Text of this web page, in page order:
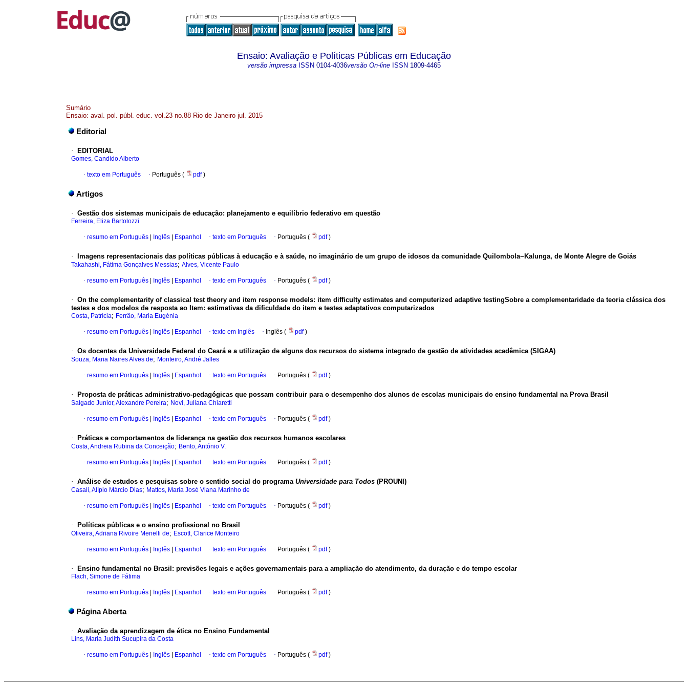
Ensaio: Avaliação e Políticas Públicas em Educação
versão impressa ISSN 0104-4036versão On-line ISSN 1809-4465
Sumário
Ensaio: aval. pol. públ. educ. vol.23 no.88 Rio de Janeiro jul. 2015
Editorial
· EDITORIAL
Gomes, Candido Alberto
· texto em Português · Português ( pdf)
Artigos
· Gestão dos sistemas municipais de educação: planejamento e equilíbrio federativo em questão
Ferreira, Eliza Bartolozzi
· resumo em Português Inglês Espanhol · texto em Português · Português ( pdf)
· Imagens representacionais das políticas públicas à educação e à saúde, no imaginário de um grupo de idosos da comunidade Quilombola−Kalunga, de Monte Alegre de Goiás
Takahashi, Fátima Gonçalves Messias; Alves, Vicente Paulo
· resumo em Português Inglês Espanhol · texto em Português · Português ( pdf)
· On the complementarity of classical test theory and item response models: item difficulty estimates and computerized adaptive testingSobre a complementaridade da teoria clássica dos
testes e dos modelos de resposta ao Item: estimativas da dificuldade do item e testes adaptativos computarizados
Costa, Patrícia; Ferrão, Maria Eugénia
· resumo em Português Inglês Espanhol · texto em Inglês · Inglês ( pdf)
· Os docentes da Universidade Federal do Ceará e a utilização de alguns dos recursos do sistema integrado de gestão de atividades acadêmica (SIGAA)
Souza, Maria Naires Alves de; Monteiro, André Jalles
· resumo em Português Inglês Espanhol · texto em Português · Português ( pdf)
· Proposta de práticas administrativo-pedagógicas que possam contribuir para o desempenho dos alunos de escolas municipais do ensino fundamental na Prova Brasil
Salgado Junior, Alexandre Pereira; Novi, Juliana Chiaretti
· resumo em Português Inglês Espanhol · texto em Português · Português ( pdf)
· Práticas e comportamentos de liderança na gestão dos recursos humanos escolares
Costa, Andreia Rubina da Conceição; Bento, António V.
· resumo em Português Inglês Espanhol · texto em Português · Português ( pdf)
· Análise de estudos e pesquisas sobre o sentido social do programa Universidade para Todos (PROUNI)
Casali, Alípio Márcio Dias; Mattos, Maria José Viana Marinho de
· resumo em Português Inglês Espanhol · texto em Português · Português ( pdf)
· Políticas públicas e o ensino profissional no Brasil
Oliveira, Adriana Rivoire Menelli de; Escott, Clarice Monteiro
· resumo em Português Inglês Espanhol · texto em Português · Português ( pdf)
· Ensino fundamental no Brasil: previsões legais e ações governamentais para a ampliação do atendimento, da duração e do tempo escolar
Flach, Simone de Fátima
· resumo em Português Inglês Espanhol · texto em Português · Português ( pdf)
Página Aberta
· Avaliação da aprendizagem de ética no Ensino Fundamental
Lins, Maria Judith Sucupira da Costa
· resumo em Português Inglês Espanhol · texto em Português · Português ( pdf)